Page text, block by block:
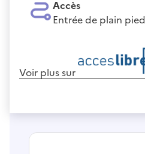
Accès
Entrée de plain pied
Voir plus sur